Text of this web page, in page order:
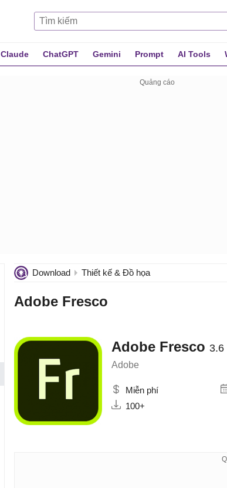
Claude ChatGPT Gemini Prompt AI Tools
Download Thiết kế & Đồ họa
Adobe Fresco
Adobe Fresco 3.6
Adobe
Miễn phí
100+